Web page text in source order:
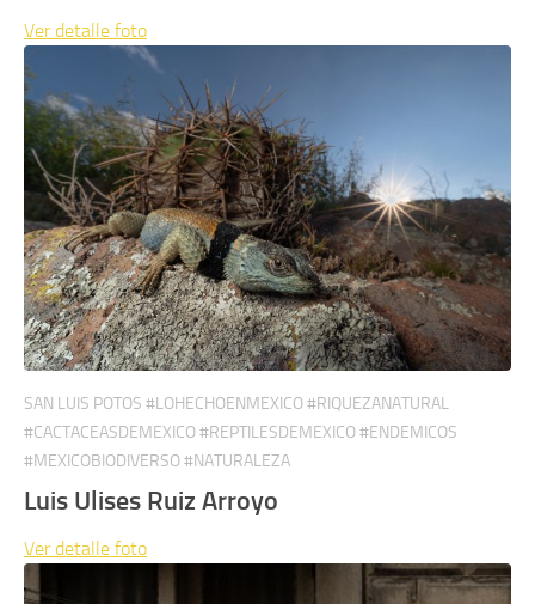
Ver detalle foto
SAN LUIS POTOS #LOHECHOENMEXICO #RIQUEZANATURAL
#CACTACEASDEMEXICO #REPTILESDEMEXICO #ENDEMICOS
#MEXICOBIODIVERSO #NATURALEZA
Luis Ulises Ruiz Arroyo
Ver detalle foto